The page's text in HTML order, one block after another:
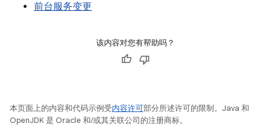
前台服务变更
该内容对您有帮助吗？
本页面上的内容和代码示例受内容许可部分所述许可的限制。Java 和
OpenJDK 是 Oracle 和/或其关联公司的注册商标。